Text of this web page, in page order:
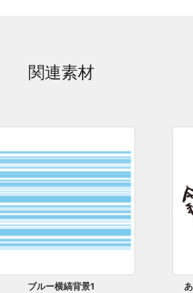
関連素材
ブルー横縞背景1